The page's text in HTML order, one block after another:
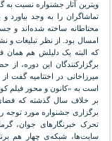
ویترین آثار جشنواره نسبت به
تماشاگران را به وجد
محتاطانه ساخته شده‌اند و
امسال بود. از نظر تبلیغات
که البته یک دلیلش هم همان
برگزارکنندگان این دوره،
است به «کانون و محور فیلم
بر خلاف سال گذشته که
برگزاری جشنواره مورد
تحرک خبرنگارهای جوان،
سایت‌ها، شبکه‌ی چهار هم